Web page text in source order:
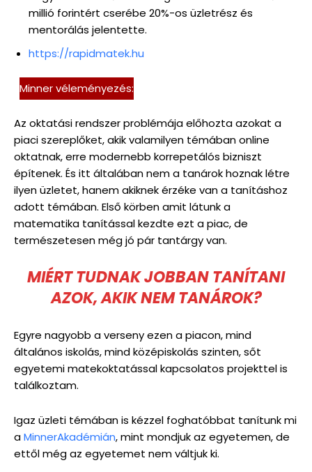
millió forintért cserébe 20%-os üzletrész és
mentorálás jelentette.
https://rapidmatek.hu
Minner véleményezés:
Az oktatási rendszer problémája előhozta azokat a
piaci szereplőket, akik valamilyen témában online
oktatnak, erre modernebb korrepetálós bizniszt
építenek. És itt általában nem a tanárok hoznak létre
ilyen üzletet, hanem akiknek érzéke van a tanításhoz
adott témában. Első körben amit látunk a
matematika tanítással kezdte ezt a piac, de
természetesen még jó pár tantárgy van.
MIÉRT TUDNAK JOBBAN TANÍTANI
AZOK, AKIK NEM TANÁROK?
Egyre nagyobb a verseny ezen a piacon, mind
általános iskolás, mind középiskolás szinten, sőt
egyetemi matekoktatással kapcsolatos projekttel is
találkoztam.
Igaz üzleti témában is kézzel foghatóbbat tanítunk mi
aMinnerAkadémián, mint mondjuk az egyetemen, de
ettől még az egyetemet nem váltjuk ki.